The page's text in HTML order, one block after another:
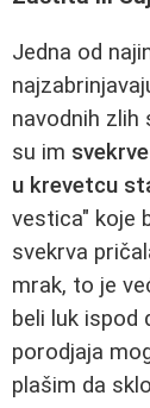
Jedna od
navodnih zlih
su im
u krevetcu
vestica" koje
svekrva
mrak, to je
beli luk ispod
porodjaja
plašim da